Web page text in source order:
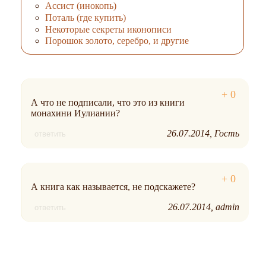
Ассист (инокопь)
Поталь (где купить)
Некоторые секреты иконописи
Порошок золото, серебро, и другие
А что не подписали, что это из книги
монахини Иулиании?
ответить 26.07.2014 Гость
А книга как называется, не подскажете?
ответить 26.07.2014 admin